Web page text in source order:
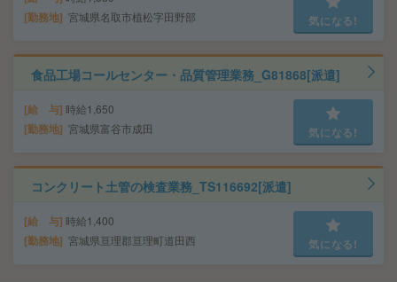
勤務地 宮城県名取市植松字田野部 気になる!
食品工場コールセンター・品質管理業務_G81868[派遣]
給 与 時給1,650
勤務地 宮城県富谷市成田 気になる!
コンクリート土管の検査業務_TS116692[派遣]
給 与 時給1,400
勤務地 宮城県亘理郡亘理町道田西 気になる!